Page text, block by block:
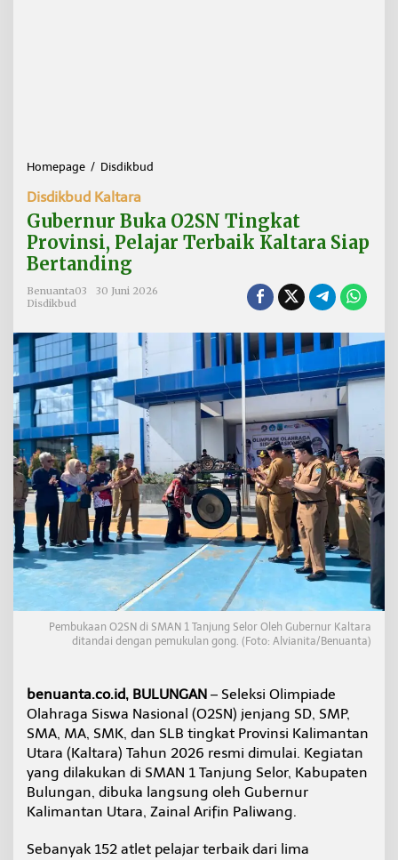
Homepage / Disdikbud
e
r
B
2
S
N
g
k
a
t
P
r
v
n
s
i
e
l
j
a
r
T
e
a
Disdikbud Kaltara
Gubernur Buka O2SN Tingkat
Provinsi, Pelajar Terbaik Kaltara Siap
Bertanding
Benuanta03
30 Juni 2026
Disdikbud
Pembukaan O2SN di SMAN 1 Tanjung Selor Oleh Gubernur Kaltara
ditandai dengan pemukulan gong. (Foto: Alvianita/Benuanta)
benuanta.co.id, BULUNGAN – Seleksi Olimpiade
Olahraga Siswa Nasional (O2SN) jenjang SD, SMP,
SMA, MA, SMK, dan SLB tingkat Provinsi Kalimantan
Utara (Kaltara) Tahun 2026 resmi dimulai. Kegiatan
yang dilakukan di SMAN 1 Tanjung Selor, Kabupaten
Bulungan, dibuka langsung oleh Gubernur
Kalimantan Utara, Zainal Arifin Paliwang.
Sebanyak 152 atlet pelajar terbaik dari lima